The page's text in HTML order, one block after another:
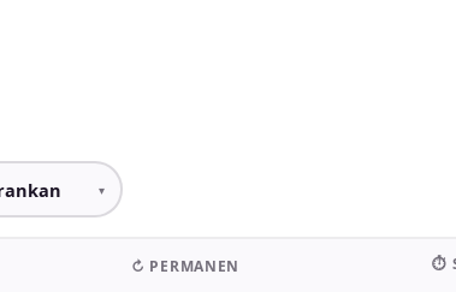
↻ PERMANEN ⏱